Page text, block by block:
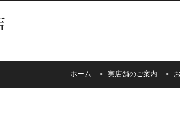
ホーム 実店舗のご案内